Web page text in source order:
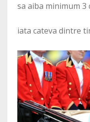
sa aiba minimum 3
iata cateva dintre